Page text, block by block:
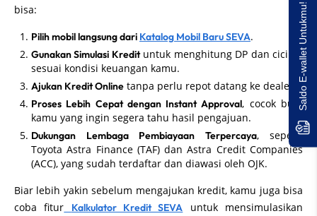
bisa:
Pilih mobil langsung dari Katalog Mobil Baru SEVA.
Gunakan Simulasi Kredituntuk menghitung DP dan cicilan
sesuai kondisi keuangan kamu.
Ajukan Kredit Online tanpa perlu repot datang ke dealer.
Proses Lebih Cepat dengan Instant Approval, cocok buat
kamu yang ingin segera tahu hasil pengajuan.
Dukungan Lembaga Pembiayaan Terpercaya, seperti
Toyota Astra Finance (TAF) dan Astra Credit Companies
(ACC), yang sudah terdaftar dan diawasi oleh OJK.
Biar lebih yakin sebelum mengajukan kredit, kamu juga bisa
coba fitur
Kalkulator Kredit SEVA untuk mensimulasikan
Saldo E-wallet Untukmu!